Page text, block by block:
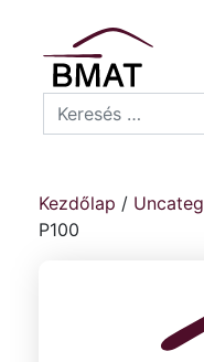
Search
Kezdőlap /
P100